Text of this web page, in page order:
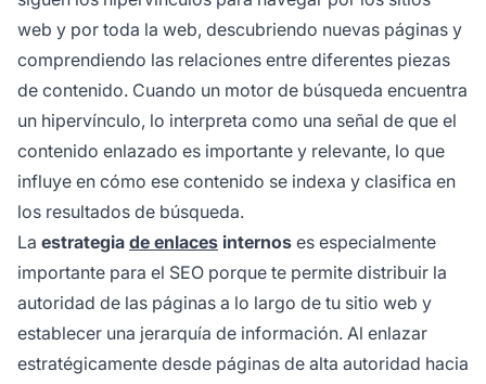
web y por toda la web, descubriendo nuevas páginas y
comprendiendo las relaciones entre diferentes piezas
de contenido. Cuando un motor de búsqueda encuentra
un hipervínculo, lo interpreta como una señal de que el
contenido enlazado es importante y relevante, lo que
influye en cómo ese contenido se indexa y clasifica en
los resultados de búsqueda.
La estrategia de enlaces internos es especialmente
importante para el SEO porque te permite distribuir la
autoridad de las páginas a lo largo de tu sitio web y
establecer una jerarquía de información. Al enlazar
estratégicamente desde páginas de alta autoridad hacia